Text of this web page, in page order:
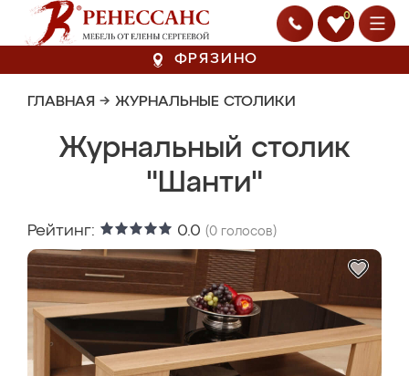
0
ФРЯЗИНО
ГЛАВНАЯ → ЖУРНАЛЬНЫЕ СТОЛИКИ
Журнальный столик
"Шанти"
Рейтинг: 0.0 (0 голосов)